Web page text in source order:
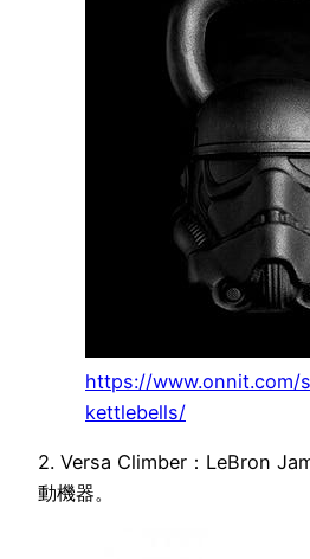
https://www.onnit.com/
kettlebells/
2. Versa Climber：LeBron
動機器。